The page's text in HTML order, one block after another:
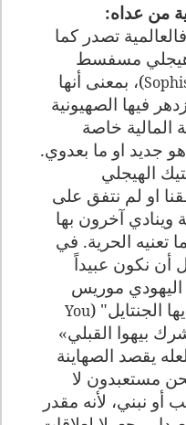
من عداه:
تصدر كما
هيجلي مسفسط
)، بمعنى أنها
فيها الصهيونية
المالية خاصة
هو جديد او ما بعدوي.
الهيجلي
او لم نتفق على
وينادي آخرون بها
تعنيه الحرية. في
أن نكون عبيداً
اليهودي موريس
الجنتايل" (You
بيهوا القبلي»
يقصد الصهاينة
مستعبدون لا
أو نبني، لأنه مقدر